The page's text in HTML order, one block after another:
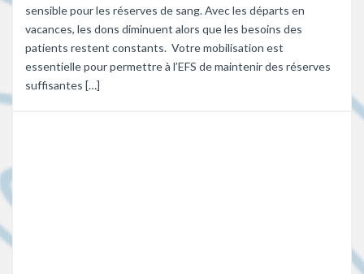
sensible pour les réserves de sang. Avec les départs en
vacances, les dons diminuent alors que les besoins des
patients restent constants. Votre mobilisation est
essentielle pour permettre à l’EFS de maintenir des réserves
suffisantes […]